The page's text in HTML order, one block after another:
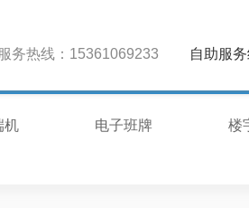
服务热线：15361069233 自助服
机 电子班牌 楼